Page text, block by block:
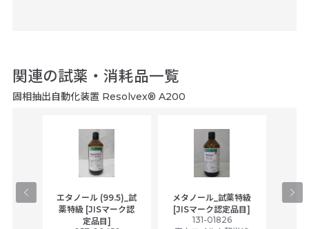
関連の試薬・消耗品一覧
固相抽出自動化装置 Resolvex® A200
エタノール (99.5)_試
薬特級 [JISマーク認
定品目]
メタノール_試薬特級
[JISマーク認定品目]
131-01826
ア